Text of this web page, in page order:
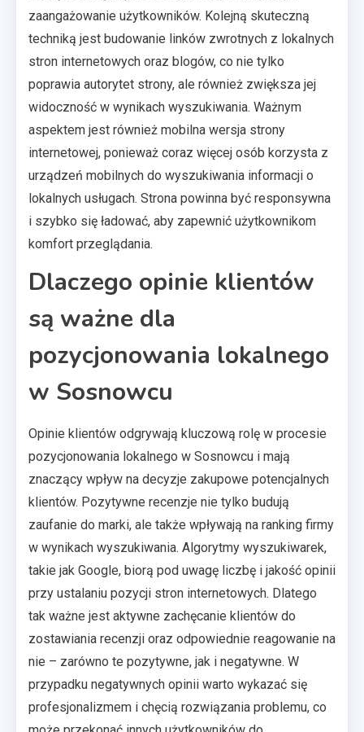
zaangażowanie użytkowników. Kolejną skuteczną
techniką jest budowanie linków zwrotnych z lokalnych
stron internetowych oraz blogów, co nie tylko
poprawia autorytet strony, ale również zwiększa jej
widoczność w wynikach wyszukiwania. Ważnym
aspektem jest również mobilna wersja strony
internetowej, ponieważ coraz więcej osób korzysta z
urządzeń mobilnych do wyszukiwania informacji o
lokalnych usługach. Strona powinna być responsywna
i szybko się ładować, aby zapewnić użytkownikom
komfort przeglądania.
Dlaczego opinie klientów
są ważne dla
pozycjonowania lokalnego
w Sosnowcu
Opinie klientów odgrywają kluczową rolę w procesie
pozycjonowania lokalnego w Sosnowcu i mają
znaczący wpływ na decyzje zakupowe potencjalnych
klientów. Pozytywne recenzje nie tylko budują
zaufanie do marki, ale także wpływają na ranking firmy
w wynikach wyszukiwania. Algorytmy wyszukiwarek,
takie jak Google, biorą pod uwagę liczbę i jakość opinii
przy ustalaniu pozycji stron internetowych. Dlatego
tak ważne jest aktywne zachęcanie klientów do
zostawiania recenzji oraz odpowiednie reagowanie na
nie – zarówno te pozytywne, jak i negatywne. W
przypadku negatywnych opinii warto wykazać się
profesjonalizmem i chęcią rozwiązania problemu, co